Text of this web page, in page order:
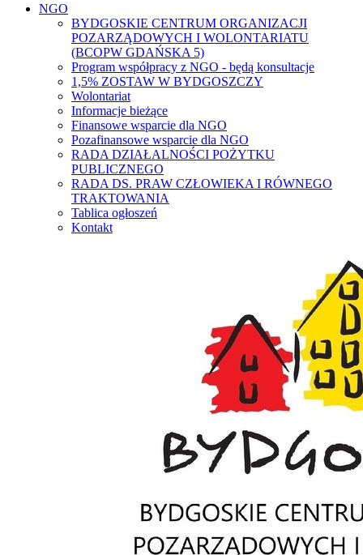
NGO
BYDGOSKIE CENTRUM ORGANIZACJI
POZARZĄDOWYCH I WOLONTARIATU
(BCOPW GDAŃSKA 5)
Program współpracy z NGO - będą konsultacje
1,5% ZOSTAW W BYDGOSZCZY
Wolontariat
Informacje bieżące
Finansowe wsparcie dla NGO
Pozafinansowe wsparcie dla NGO
RADA DZIAŁALNOŚCI POŻYTKU
PUBLICZNEGO
RADA DS. PRAW CZŁOWIEKA I RÓWNEGO
TRAKTOWANIA
Tablica ogłoszeń
Kontakt